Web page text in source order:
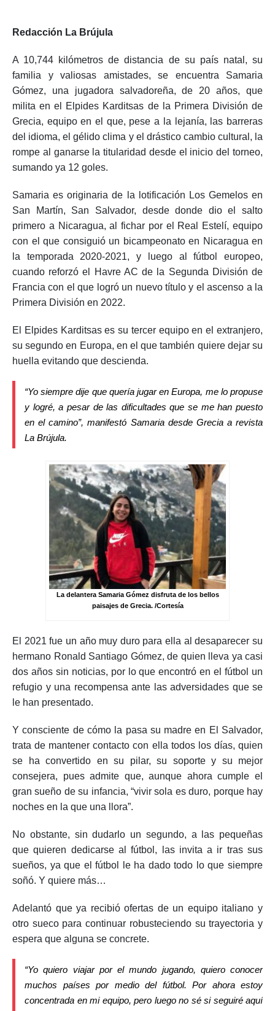
Redacción La Brújula
A 10,744 kilómetros de distancia de su país natal, su
familia y valiosas amistades, se encuentra Samaria
Gómez, una jugadora salvadoreña, de 20 años, que
milita en el Elpides Karditsas de la Primera División de
Grecia, equipo en el que, pese a la lejanía, las barreras
del idioma, el gélido clima y el drástico cambio cultural, la
rompe al ganarse la titularidad desde el inicio del torneo,
sumando ya 12 goles.
Samaria es originaria de la lotificación Los Gemelos en
San Martín, San Salvador, desde donde dio el salto
primero a Nicaragua, al fichar por el Real Estelí, equipo
con el que consiguió un bicampeonato en Nicaragua en
la temporada 2020-2021, y luego al fútbol europeo,
cuando reforzó el Havre AC de la Segunda División de
Francia con el que logró un nuevo título y el ascenso a la
Primera División en 2022.
El Elpides Karditsas es su tercer equipo en el extranjero,
su segundo en Europa, en el que también quiere dejar su
huella evitando que descienda.
“Yo siempre dije que quería jugar en Europa, me lo propuse
y logré, a pesar de las dificultades que se me han puesto
en el camino”, manifestó Samaria desde Grecia a revista
La Brújula.
La delantera Samaria Gómez disfruta de los bellos
paisajes de Grecia. /Cortesía
El 2021 fue un año muy duro para ella al desaparecer su
hermano Ronald Santiago Gómez, de quien lleva ya casi
dos años sin noticias, por lo que encontró en el fútbol un
refugio y una recompensa ante las adversidades que se
le han presentado.
Y consciente de cómo la pasa su madre en El Salvador,
trata de mantener contacto con ella todos los días, quien
se ha convertido en su pilar, su soporte y su mejor
consejera, pues admite que, aunque ahora cumple el
gran sueño de su infancia, “vivir sola es duro, porque hay
noches en la que una llora”.
No obstante, sin dudarlo un segundo, a las pequeñas
que quieren dedicarse al fútbol, las invita a ir tras sus
sueños, ya que el fútbol le ha dado todo lo que siempre
soñó. Y quiere más…
Adelantó que ya recibió ofertas de un equipo italiano y
otro sueco para continuar robusteciendo su trayectoria y
espera que alguna se concrete.
“Yo quiero viajar por el mundo jugando, quiero conocer
muchos países por medio del fútbol. Por ahora estoy
concentrada en mi equipo, pero luego no sé si seguiré aquí